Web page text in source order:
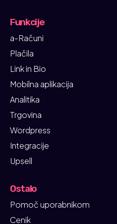
Funkcije
a-Računi
Plačila
Link in Bio
Mobilna aplikacija
Analitika
Trgovina
Wordpress
Integracije
Upsell
Ostalo
Pomoč uporabnikom
Cenik